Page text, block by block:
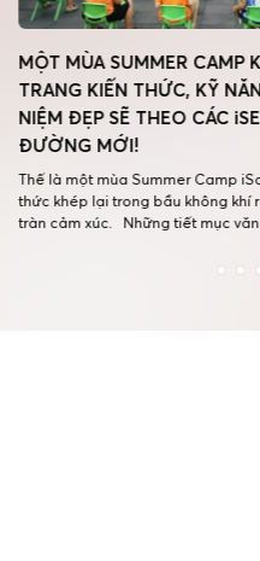
MỘT MÙA SUMMER CAMP
TRANG KIẾN THỨC, KỸ
NIỆM ĐẸP SẼ THEO CÁC
ĐƯỜNG MỚI!
Thế là một mùa Summer Camp
thức khép lại trong bầu không khí
tràn cảm xúc. Những tiết mục
thương và bữa tiệc buffet ấm